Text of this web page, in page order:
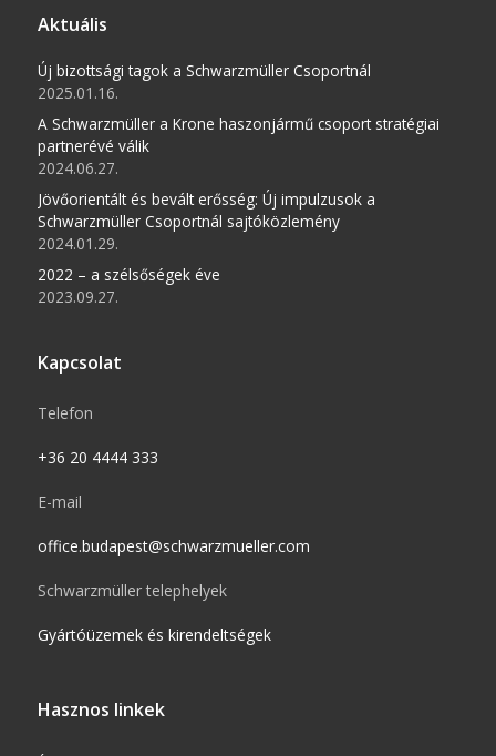
Aktuális
Új bizottsági tagok a Schwarzmüller Csoportnál
2025.01.16.
A Schwarzmüller a Krone haszonjármű csoport stratégiai
partnerévé válik
2024.06.27.
Jövőorientált és bevált erősség: Új impulzusok a
Schwarzmüller Csoportnál sajtóközlemény
2024.01.29.
2022 – a szélsőségek éve
2023.09.27.
Kapcsolat
Telefon
+36 20 4444 333
E-mail
office.budapest@schwarzmueller.com
Schwarzmüller telephelyek
Gyártóüzemek és kirendeltségek
Hasznos linkek